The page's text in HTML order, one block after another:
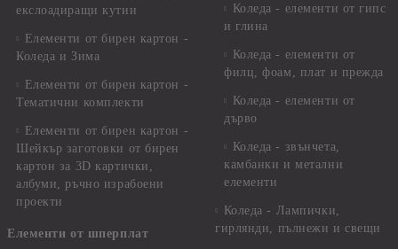
екслоадиращи кутии
Елементи от бирен картон -
Коледа и Зима
Елементи от бирен картон -
Тематични комплекти
Елементи от бирен картон -
Шейкър заготовки от бирен
картон за 3D картички,
албуми, ръчно израбоени
проекти
Елементи от шперплат
Коледа - елементи от гипс
и глина
Коледа - елементи от
филц, фоам, плат и прежда
Коледа - елементи от
дърво
Коледа - звънчета,
камбанки и метални
елементи
Коледа - Лампички,
гирлянди, пълнежи и свещи